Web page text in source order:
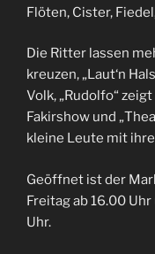
Flöten, Cister,
Die Ritter lassen
kreuzen, „Laut‘n
Volk, „Rudolfo“
Fakirshow und
kleine Leute mit
Geöffnet ist der
Freitag ab 16.00
Uhr.